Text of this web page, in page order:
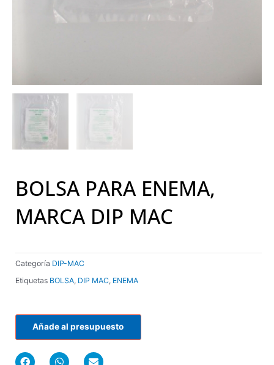
BOLSA PARA ENEMA,
MARCA DIP MAC
Categoría DIP-MAC
Etiquetas BOLSA, DIP MAC, ENEMA
Añade al presupuesto
F
W
E